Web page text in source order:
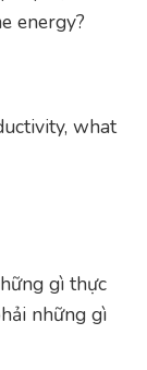
energy?
what
gì thực
những gì